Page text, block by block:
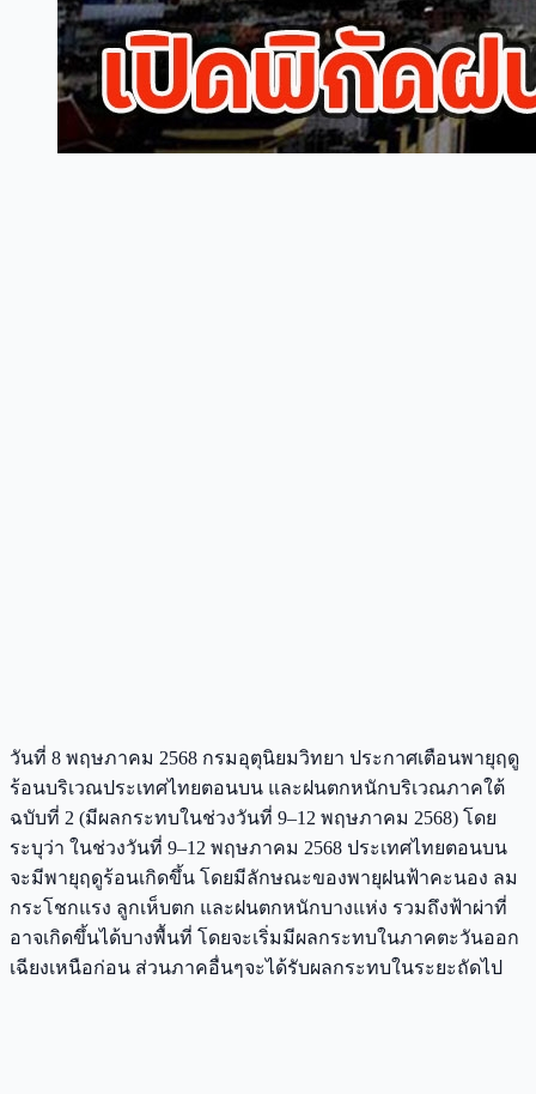
วันที่ 8 พฤษภาคม 2568 กรมอุตุนิยมวิทยา ประกาศเตือนพายุฤดู
ร้อนบริเวณประเทศไทยตอนบน และฝนตกหนักบริเวณภาคใต้
ฉบับที่ 2 (มีผลกระทบในช่วงวันที่ 9–12 พฤษภาคม 2568) โดย
ระบุว่า ในช่วงวันที่ 9–12 พฤษภาคม 2568 ประเทศไทยตอนบน
จะมีพายุฤดูร้อนเกิดขึ้น โดยมีลักษณะของพายุฝนฟ้าคะนอง ลม
กระโชกแรง ลูกเห็บตก และฝนตกหนักบางแห่ง รวมถึงฟ้าผ่าที่
อาจเกิดขึ้นได้บางพื้นที่ โดยจะเริ่มมีผลกระทบในภาคตะวันออก
เฉียงเหนือก่อน ส่วนภาคอื่นๆจะได้รับผลกระทบในระยะถัดไป